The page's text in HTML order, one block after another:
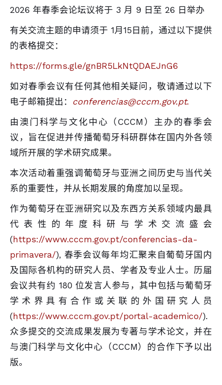
2026 年春季会论坛议将于 3 月 9 日至 26 日举办
有关交流主题的申请须于 1月15日前，通过以下提供
的表格提交：
https://forms.gle/gnBR5LkNtQDAEJnG6
如对春季会议有任何其他相关疑问，敬请通过以下
电子邮箱提出： conferencias@cccm.gov.pt.
由澳门科学与文化中心（CCCM）主办的春季会
议，旨在促进并传播葡萄牙科研群体在国内外各领
域所开展的学术研究成果。
本次活动着重强调葡萄牙与亚洲之间历史与当代关
系的重要性，并从长期发展的角度加以呈现。
作为葡萄牙在亚洲研究以及东西方关系领域内最具
代表性的年度科研与学术交流盛会
(https://www.cccm.gov.pt/conferencias-da-
primavera/), 春季会议每年均汇聚来自葡萄牙国内
及国际各机构的研究人员、学者及专业人士。历届
会议共有约 180 位发言人参与，其中包括与葡萄牙
学术界具有合作或关联的外国研究人员
(https://www.cccm.gov.pt/portal-academico/).
众多提交的交流成果发展为专著与学术论文，并在
与澳门科学与文化中心（CCCM）的合作下予以出
版。